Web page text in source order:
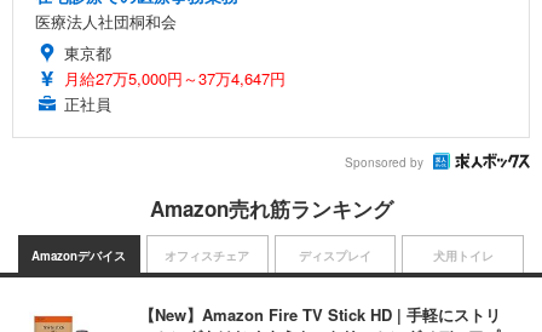
医療法人社団桐和会
東京都
月給27万5,000円～37万4,647円
正社員
Sponsored by
Amazon売れ筋ランキング
Amazonデバイス
【New】Amazon Fire TV Stick HD | 手軽にストリ
オフィスチェア ディスプレイ 犬用トイレ